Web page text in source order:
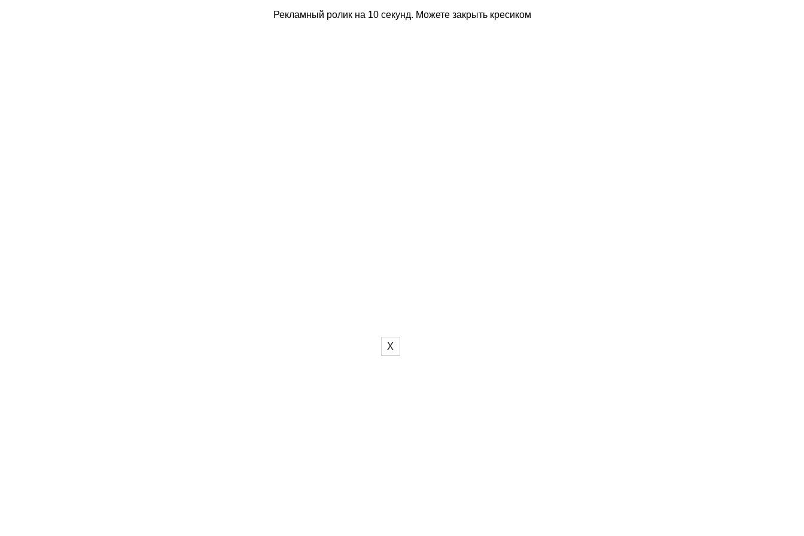
Рекламный ролик на 10 секунд. Можете закрыть кресиком